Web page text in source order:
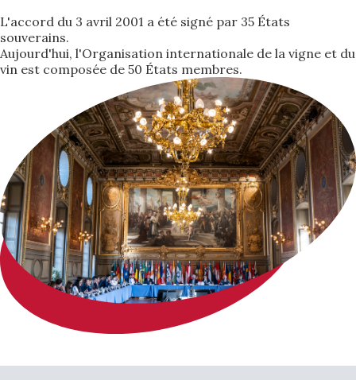
L'accord du 3 avril 2001 a été signé par 35 États
souverains.
Aujourd'hui, l'Organisation internationale de la vigne et du
vin est composée de 50 États membres.